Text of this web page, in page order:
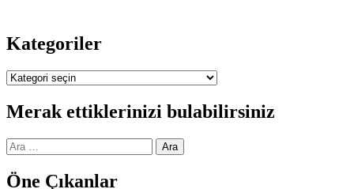
Kategoriler
Kategoriler
Merak ettiklerinizi bulabilirsiniz
Arama:
Öne Çıkanlar